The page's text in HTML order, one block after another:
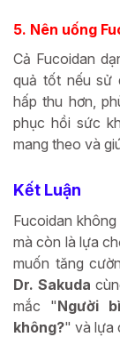
5. Nên uống
Cả Fucoidan
quả tốt nếu sử
hấp thu hơn,
phục hồi sức
mang theo và
Kết Luận
Fucoidan
mà còn là lựa
muốn tăng
Dr. Sakuda
mắc "Người
không?" và lựa